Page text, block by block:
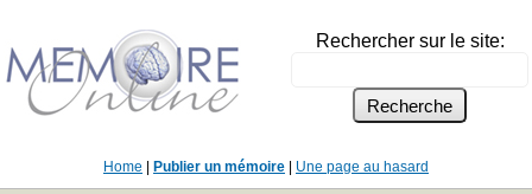
Rechercher sur le site:
Home Publier un mémoire Une page au hasard